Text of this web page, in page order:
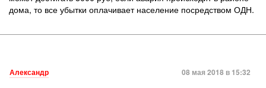
дома, то все убытки оплачивает население посредством ОДН.
Александр 08 мая 2018 в 15:32